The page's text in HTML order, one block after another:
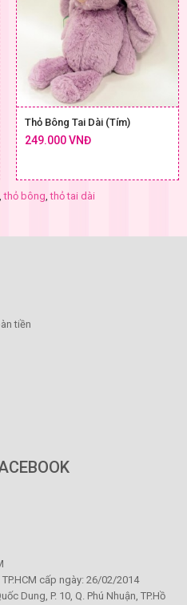
Thỏ Bông Tai Dài (Tím)
249.000 VNĐ
,thỏ bông ,thỏ tai dài
tiền
cấp ngày: 26/02/2014
Dung, P. 10, Q. Phú Nhuận, TP.Hồ